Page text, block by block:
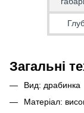
Загальні
Вид: драбинка
Матеріал: